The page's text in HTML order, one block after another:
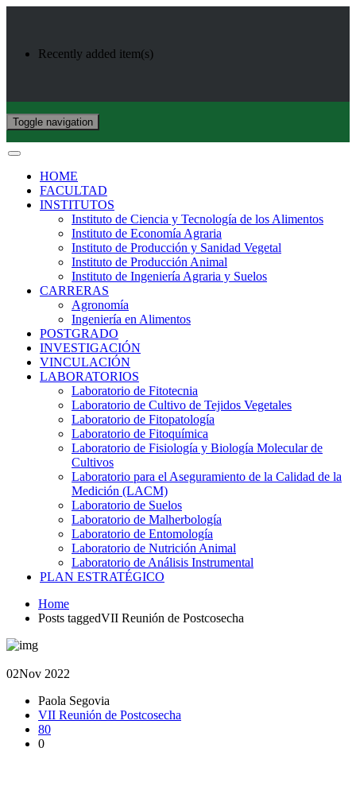
Recently added item(s)
Toggle navigation
HOME
FACULTAD
INSTITUTOS
Instituto de Ciencia y Tecnología de los Alimentos
Instituto de Economía Agraria
Instituto de Producción y Sanidad Vegetal
Instituto de Producción Animal
Instituto de Ingeniería Agraria y Suelos
CARRERAS
Agronomía
Ingeniería en Alimentos
POSTGRADO
INVESTIGACIÓN
VINCULACIÓN
LABORATORIOS
Laboratorio de Fitotecnia
Laboratorio de Cultivo de Tejidos Vegetales
Laboratorio de Fitopatología
Laboratorio de Fitoquímica
Laboratorio de Fisiología y Biología Molecular de
Cultivos
Laboratorio para el Aseguramiento de la Calidad de la
Medición (LACM)
Laboratorio de Suelos
Laboratorio de Malherbología
Laboratorio de Entomología
Laboratorio de Nutrición Animal
Laboratorio de Análisis Instrumental
PLAN ESTRATÉGICO
Home
Posts taggedVII Reunión de Postcosecha
02Nov 2022
Paola Segovia
VII Reunión de Postcosecha
80
0